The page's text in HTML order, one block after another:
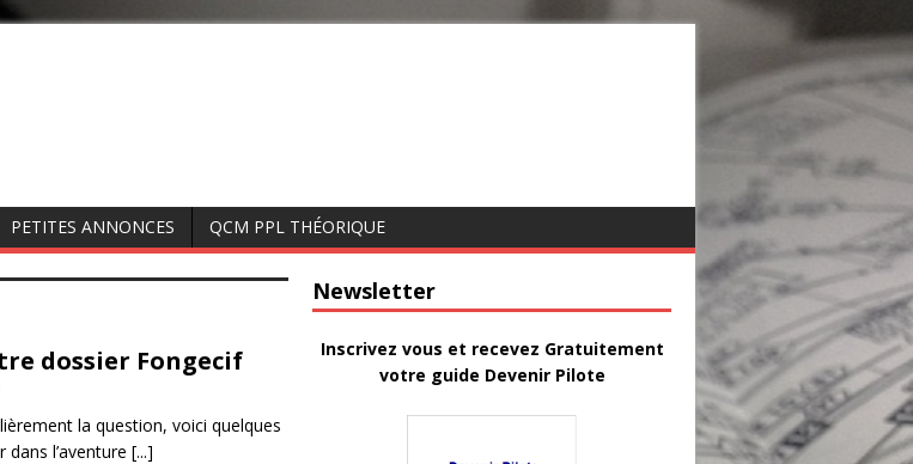
PETITES ANNONCES QCM PPL THÉORIQUE
dossier Fongecif
la question, voici quelques
l’aventure [...]
Newsletter
Inscrivez vous et recevez Gratuitement
votre guide Devenir Pilote